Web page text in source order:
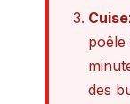
poêle
des